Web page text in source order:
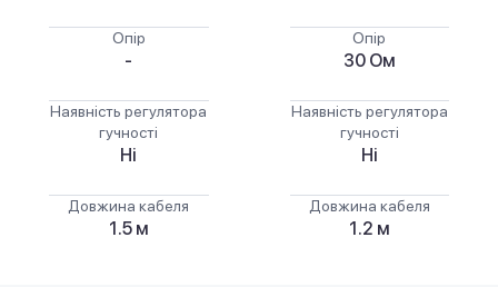
Опір
-
Наявність регулятора
гучності
Ні
Довжина кабеля
1.5 м
Опір
30 Ом
Наявність регулятора
гучності
Ні
Довжина кабеля
1.2 м